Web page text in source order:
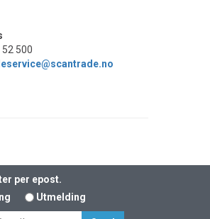
500
per epost.
Utmelding